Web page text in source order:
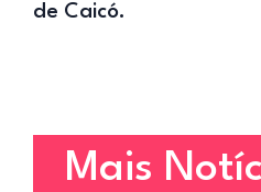
de Caicó.
Mais